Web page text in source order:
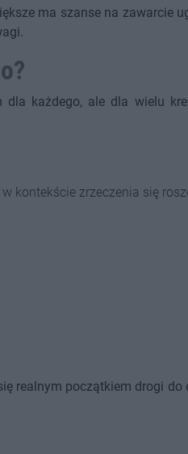
ma szanse na zawarcie
każdego, ale dla wielu
kontekście zrzeczenia się
realnym początkiem drogi